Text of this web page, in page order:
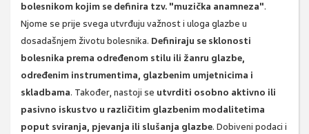
bolesnikom kojim se definira tzv. "muzička anamneza".
Njome se prije svega utvrđuju važnost i uloga glazbe u
dosadašnjem životu bolesnika. Definiraju se sklonosti
bolesnika prema određenom stilu ili žanru glazbe,
određenim instrumentima, glazbenim umjetnicima i
skladbama. Također, nastoji se utvrditi osobno aktivno ili
pasivno iskustvo u različitim glazbenim modalitetima
poput sviranja, pjevanja ili slušanja glazbe. Dobiveni podaci i